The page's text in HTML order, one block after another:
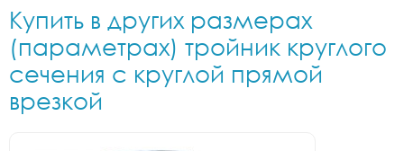
Купить в других размерах
(параметрах) тройник круглого
сечения с круглой прямой
врезкой